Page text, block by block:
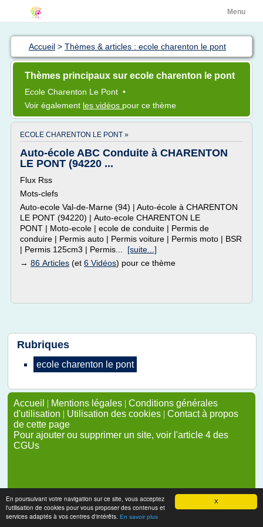
X
En poursuivant votre navigation sur ce site, vous acceptez
l'utilisation de cookies pour vous proposer des contenus et
services adaptés à vos centres d'intérêts. En savoir plus
Menu
Accueil > Thèmes & articles : ecole charenton le pont
Thèmes principaux sur ecole charenton le pont
Ecole Charenton Le Pont •
Voir également les vidéos pour ce thème
ECOLE CHARENTON LE PONT »
Auto-école ABC Conduite à CHARENTON
LE PONT (94220 ...
Flux Rss
Mots-clefs
Auto-ecole Val-de-Marne (94) | Auto-école à CHARENTON
LE PONT (94220) | Auto-ecole CHARENTON LE
PONT | Moto-ecole | ecole de conduite | Permis de
conduire | Permis auto | Permis voiture | Permis moto | BSR
| Permis 125cm3 | Permis... [suite...]
→ 86 Articles (et 6 Vidéos) pour ce thème
Rubriques
ecole charenton le pont
Accueil | Mentions légales | Conditions générales
d'utilisation | Utilisation des cookies | Contact à propos
de cette page
Pour ajouter ou supprimer un site, voir l'article 4 des
CGUs